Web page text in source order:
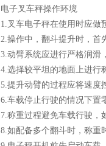
电子叉车秤操作环境
1.叉车电子秤在使用时应做
2.操作中，翻斗提升时，首
3.动臂系统应进行严格润滑
4.选择较平坦的地面上进行
5.提升动臂的过程应将速度
6.车载停止行驶的情况下置
7.称重过程避免车载行驶，
8.如配备多个翻斗时，称重